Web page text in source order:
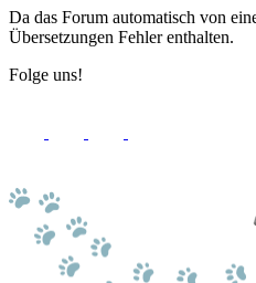
Da das Forum automatisch von
Übersetzungen Fehler enthalten.
Folge uns!